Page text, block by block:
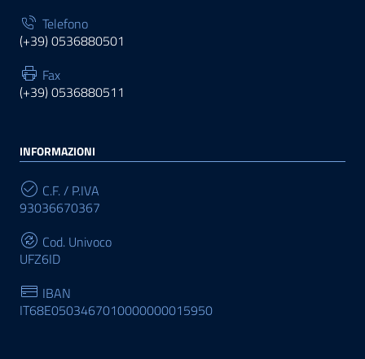
Telefono
(+39) 0536880501
Fax
(+39) 0536880511
INFORMAZIONI
C.F. / P.IVA
93036670367
Cod. Univoco
UFZ6ID
IBAN
IT68E0503467010000000015950